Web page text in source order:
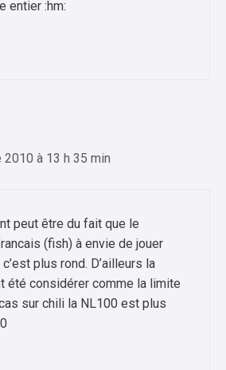
entier :hm:
à 13 h 35 min
peut être du fait que le
(fish) à envie de jouer
plus rond. D’ailleurs la
été considérer comme la limite
sur chili la NL100 est plus